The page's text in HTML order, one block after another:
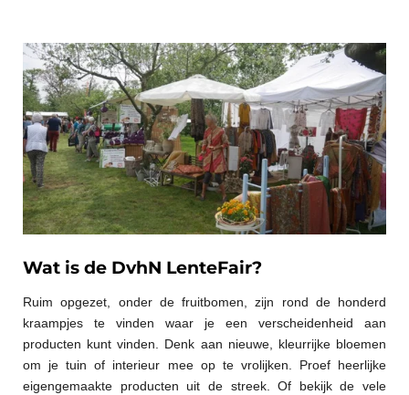
Wat is de DvhN LenteFair?
Ruim opgezet, onder de fruitbomen, zijn rond de honderd
kraampjes te vinden waar je een verscheidenheid aan
producten kunt vinden. Denk aan nieuwe, kleurrijke bloemen
om je tuin of interieur mee op te vrolijken. Proef heerlijke
eigengemaakte producten uit de streek. Of bekijk de vele